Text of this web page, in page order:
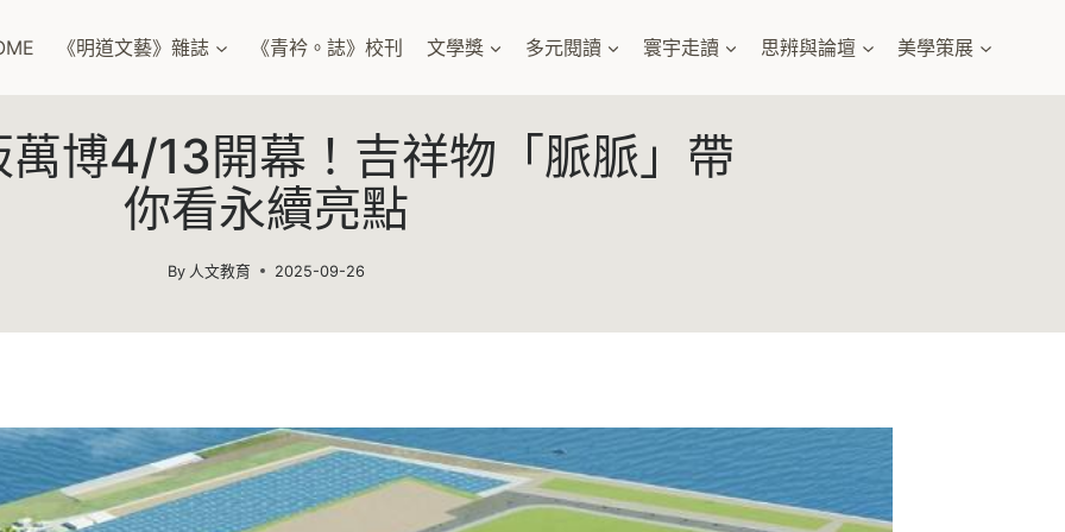
《明道文藝》雜誌 《青衿。誌》校刊 文學獎 多元閱讀 寰宇走讀 思辨與論壇 美學策展
博4/13開幕！吉祥物「脈脈」帶
你看永續亮點
By 人文教育 2025-09-26